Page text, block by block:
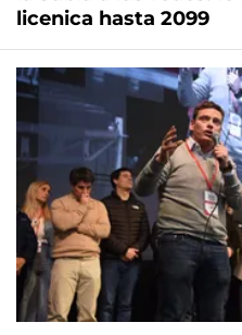
licenica hasta 2099